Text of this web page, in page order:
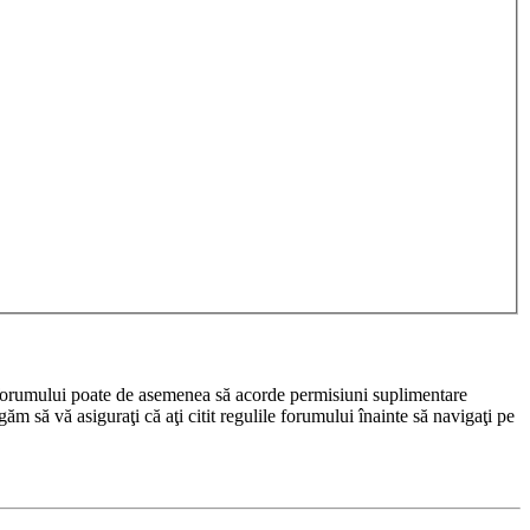
poate de asemenea să acorde permisiuni suplimentare
să vă asiguraţi că aţi citit regulile forumului înainte să navigaţi pe